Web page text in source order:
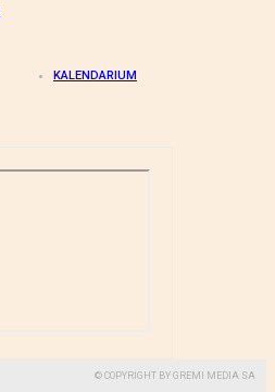
KALENDARIUM
© COPYRIGHT BY GREMI MEDIA SA